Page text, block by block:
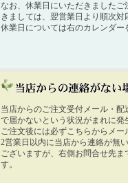
なお、休業日にいただきました
きましては、翌営業日より順次
休業日については右のカレンダー
当店からのご注文受付メール・
で届かないという状況がまれに発
ご注文後には必ずこちらからメ
2営業日以内に当店から連絡が無
ございますが、右側お問合せ先
す。